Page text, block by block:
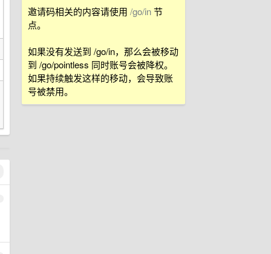
邀请码相关的内容请使用 /go/in节
点。
如果没有发送到 /go/in，那么会被移动
到 /go/pointless 同时账号会被降权。
如果持续触发这样的移动，会导致账
号被禁用。